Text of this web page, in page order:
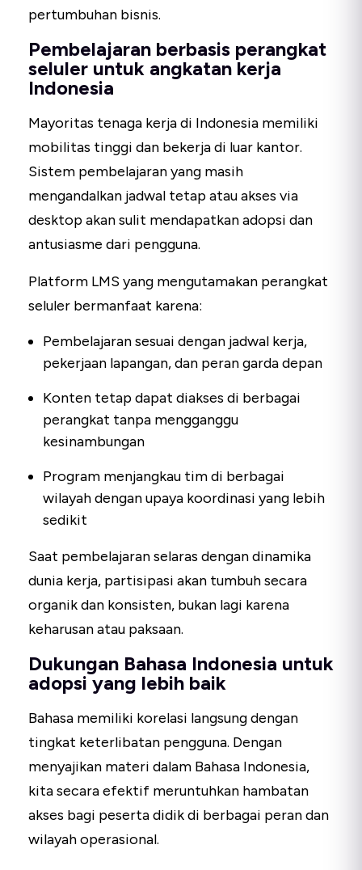
pertumbuhan bisnis.
Pembelajaran berbasis perangkat
seluler untuk angkatan kerja
Indonesia
Mayoritas tenaga kerja di Indonesia memiliki
mobilitas tinggi dan bekerja di luar kantor.
Sistem pembelajaran yang masih
mengandalkan jadwal tetap atau akses via
desktop akan sulit mendapatkan adopsi dan
antusiasme dari pengguna.
Platform LMS yang mengutamakan perangkat
seluler bermanfaat karena:
Pembelajaran sesuai dengan jadwal kerja,
pekerjaan lapangan, dan peran garda depan
Konten tetap dapat diakses di berbagai
perangkat tanpa mengganggu
kesinambungan
Program menjangkau tim di berbagai
wilayah dengan upaya koordinasi yang lebih
sedikit
Saat pembelajaran selaras dengan dinamika
dunia kerja, partisipasi akan tumbuh secara
organik dan konsisten, bukan lagi karena
keharusan atau paksaan.
Dukungan Bahasa Indonesia untuk
adopsi yang lebih baik
Bahasa memiliki korelasi langsung dengan
tingkat keterlibatan pengguna. Dengan
menyajikan materi dalam Bahasa Indonesia,
kita secara efektif meruntuhkan hambatan
akses bagi peserta didik di berbagai peran dan
wilayah operasional.